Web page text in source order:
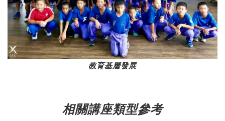
教育基層發展
相關講座類型參考